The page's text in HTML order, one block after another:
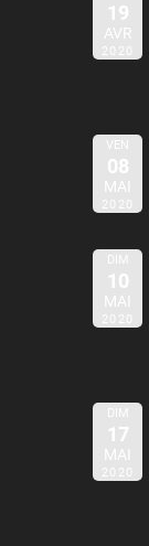
19
AVR
2020
VEN
08
MAI
2020
DIM
10
MAI
2020
DIM
17
MAI
2020